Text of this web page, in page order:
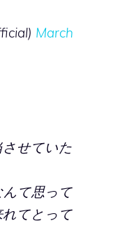
March
せていた
て思って
てとって